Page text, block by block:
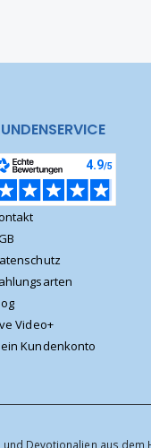
Video+
Kundenkonto
Devotionalien aus dem